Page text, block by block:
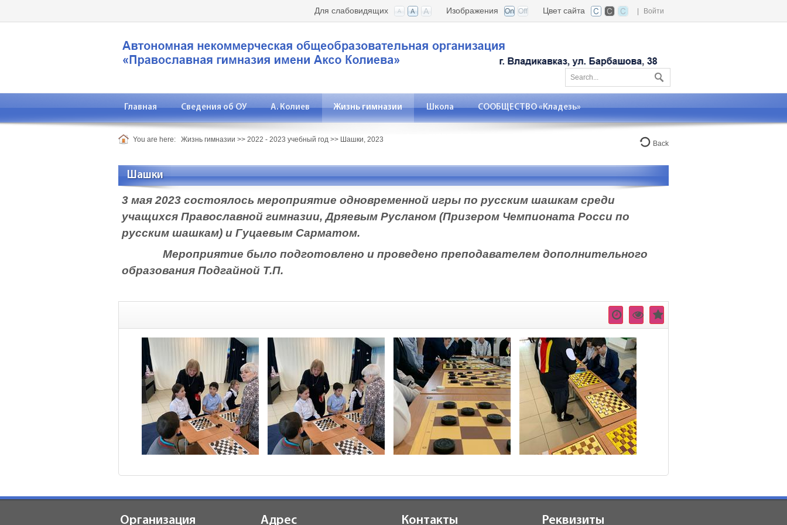
Войти
Цвет сайта
Изображения
Для слабовидящих
Главная Сведения об ОУ А. Колиев Жизнь гимназии Школа СООБЩЕСТВО «Кладезь»
You are here: Жизнь гимназии >> 2022 - 2023 учебный год >> Шашки, 2023 Back
Шашки
3 мая 2023 состоялось мероприятие одновременной игры по русским шашкам среди
учащихся Православной гимназии, Дряевым Русланом (Призером Чемпионата Росси по
русским шашкам) и Гуцаевым Сарматом.
Мероприятие было подготовлено и проведено преподавателем дополнительного
образования Подгайной Т.П.
Организация Адрес Контакты Реквизиты